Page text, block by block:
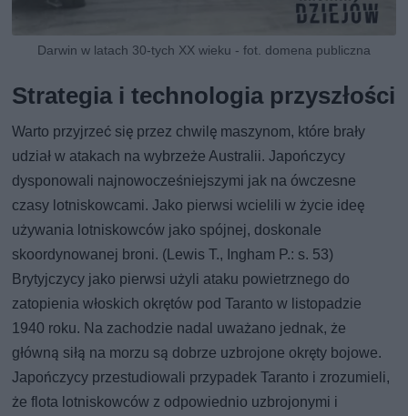
Darwin w latach 30-tych XX wieku - fot. domena publiczna
Strategia i technologia przyszłości
Warto przyjrzeć się przez chwilę maszynom, które brały
udział w atakach na wybrzeże Australii. Japończycy
dysponowali najnowocześniejszymi jak na ówczesne
czasy lotniskowcami. Jako pierwsi wcielili w życie ideę
używania lotniskowców jako spójnej, doskonale
skoordynowanej broni. (Lewis T., Ingham P.: s. 53)
Brytyjczycy jako pierwsi użyli ataku powietrznego do
zatopienia włoskich okrętów pod Taranto w listopadzie
1940 roku. Na zachodzie nadal uważano jednak, że
główną siłą na morzu są dobrze uzbrojone okręty bojowe.
Japończycy przestudiowali przypadek Taranto i zrozumieli,
że flota lotniskowców z odpowiednio uzbrojonymi i